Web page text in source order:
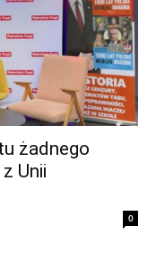
żadnego
Unii
0